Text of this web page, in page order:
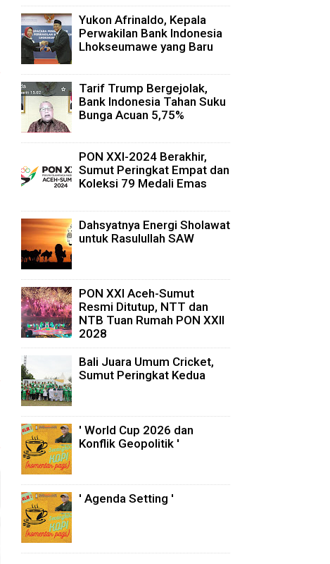
Yukon Afrinaldo, Kepala
Perwakilan Bank Indonesia
Lhokseumawe yang Baru
Tarif Trump Bergejolak,
Bank Indonesia Tahan Suku
Bunga Acuan 5,75%
PON XXI-2024 Berakhir,
Sumut Peringkat Empat dan
Koleksi 79 Medali Emas
Dahsyatnya Energi Sholawat
untuk Rasulullah SAW
PON XXI Aceh-Sumut
Resmi Ditutup, NTT dan
NTB Tuan Rumah PON XXII
2028
Bali Juara Umum Cricket,
Sumut Peringkat Kedua
' World Cup 2026 dan
Konflik Geopolitik '
' Agenda Setting '